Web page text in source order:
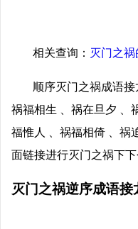
相关查询： 灭门之祸
顺序灭门之祸成语
祸福相生 、祸在旦夕 、
福惟人 、祸福相倚 、祸
面链接进行灭门之祸下
灭门之祸逆序成语接